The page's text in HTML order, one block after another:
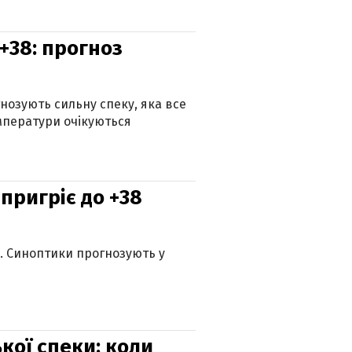
прогноз
сильну спеку, яка все
очікуються
до +38
Синоптики прогнозують у
спеки: коли